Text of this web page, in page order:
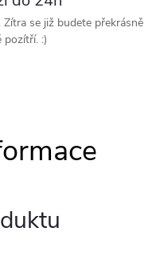
se již budete překrásně
pozítří. :)